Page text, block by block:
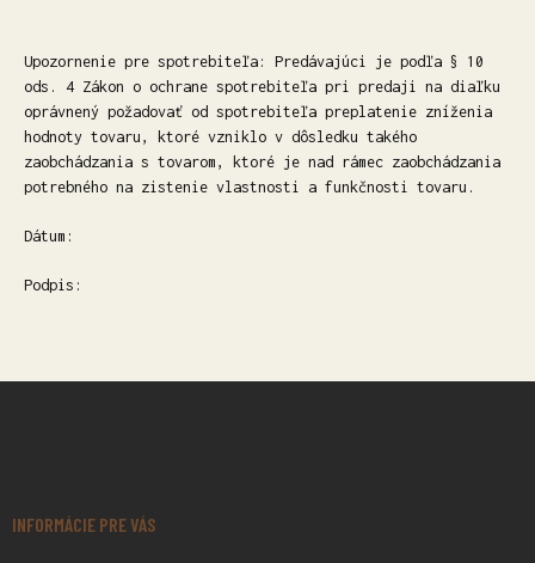
Upozornenie pre spotrebiteľa: Predávajúci je podľa § 10
ods. 4 Zákon o ochrane spotrebiteľa pri predaji na diaľku
oprávnený požadovať od spotrebiteľa preplatenie zníženia
hodnoty tovaru, ktoré vzniklo v dôsledku takého
zaobchádzania s tovarom, ktoré je nad rámec zaobchádzania
potrebného na zistenie vlastnosti a funkčnosti tovaru.
Dátum:
Podpis:
INFORMÁCIE PRE VÁS